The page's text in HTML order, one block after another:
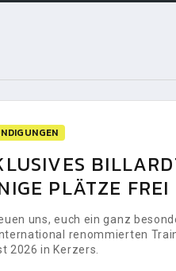
PLÄTZE FREI
uns, euch ein ganz
renommierten
2026 in Kerzers.